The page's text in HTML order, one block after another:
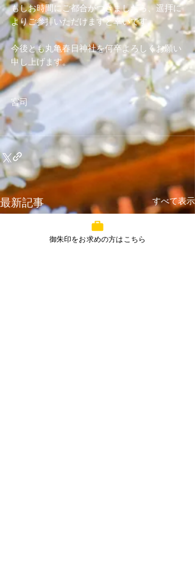
もしお時間にご都合がつきましたら、遥拝に
よりご参拝いただけますと幸いです。
今後とも丸亀春日神社を何卒よろしくお願い
申し上げます。
宮司
最新記事 すべて表示
御朱印をお求めの方はこちら